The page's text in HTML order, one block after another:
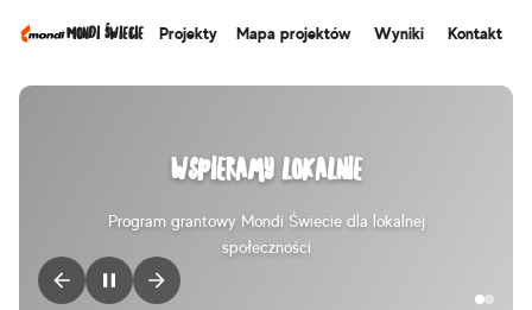
Mondi Świecie Projekty Mapa projektów Wyniki Kontakt
Wspieramy lokalnie
Program grantowy Mondi Świecie dla lokalnej
społeczności